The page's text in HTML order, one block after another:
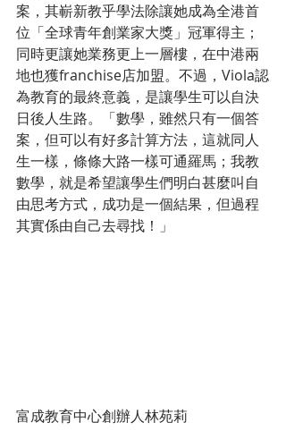
案，其嶄新教乎學法除讓她成為全港首
位「全球青年創業家大獎」冠軍得主；
同時更讓她業務更上一層樓，在中港兩
地也獲franchise店加盟。不過，Viola認
為教育的最終意義，是讓學生可以自決
日後人生路。「數學，雖然只有一個答
案，但可以有好多計算方法，這就同人
生一樣，條條大路一樣可通羅馬；我教
數學，就是希望讓學生們明白甚麼叫自
由思考方式，成功是一個結果，但過程
其實係由自己去尋找！」
富成教育中心創辦人林苑莉